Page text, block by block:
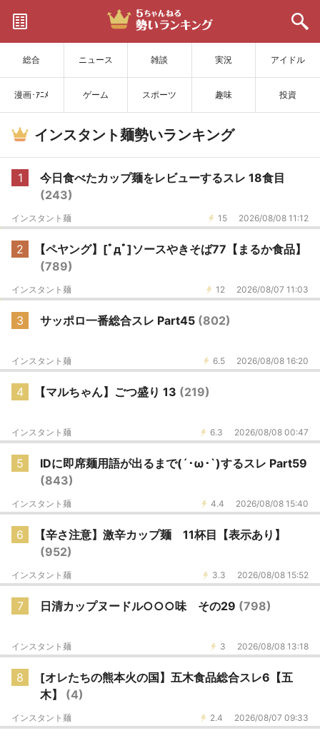
総合 ニュース 雑談 実況 アイドル
漫画･ｱﾆﾒ ゲーム スポーツ 趣味 投資
サイトを更新
インスタント麺勢いランキング
1
今日食べたカップ麺をレビューするスレ 18食目
(243)
15 2026/08/08 11:12
インスタント麺
2
【ペヤング】[ﾟдﾟ]ソースやきそば77【まるか食品】
(789)
12 2026/08/07 11:03
インスタント麺
3 サッポロ一番総合スレ Part45 (802)
6.5 2026/08/08 16:20
インスタント麺
4 【マルちゃん】ごつ盛り 13 (219)
6.3 2026/08/08 00:47
インスタント麺
5
IDに即席麺用語が出るまで(´･ω･`)するスレ Part59
(843)
4.4 2026/08/08 15:40
インスタント麺
6
【辛さ注意】激辛カップ麺 11杯目【表示あり】
(952)
3.3 2026/08/08 15:52
インスタント麺
7 日清カップヌードル○○○味 その29 (798)
3 2026/08/08 13:18
インスタント麺
8
[オレたちの熊本火の国】五木食品総合スレ6【五
木】 (4)
2.4 2026/08/07 09:33
インスタント麺